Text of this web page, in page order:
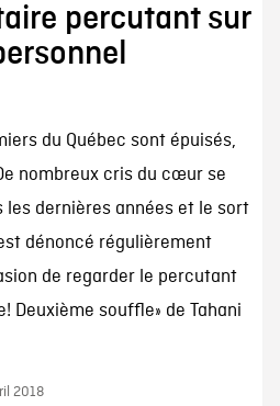
percutant sur
du Québec sont épuisés,
nombreux cris du cœur se
dernières années et le sort
dénoncé régulièrement
de regarder le percutant
Deuxième souffle» de Tahani
2018